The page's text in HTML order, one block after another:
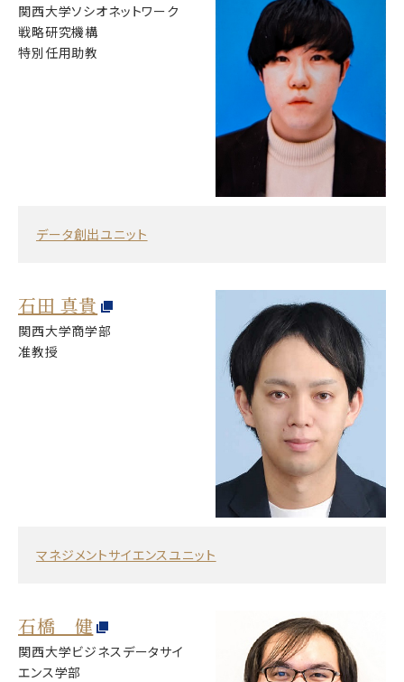
関西大学ソシオネットワーク
戦略研究機構
特別任用助教
データ創出ユニット
石田 真貴
関西大学商学部
准教授
マネジメントサイエンスユニット
石橋 健
関西大学ビジネスデータサイ
エンス学部